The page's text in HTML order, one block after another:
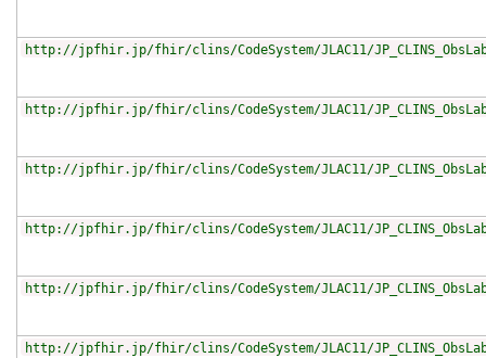
http://jpfhir.jp/fhir/clins/CodeSystem/JLAC11/
http://jpfhir.jp/fhir/clins/CodeSystem/JLAC11/
http://jpfhir.jp/fhir/clins/CodeSystem/JLAC11/
http://jpfhir.jp/fhir/clins/CodeSystem/JLAC11/
http://jpfhir.jp/fhir/clins/CodeSystem/JLAC11/
http://jpfhir.jp/fhir/clins/CodeSystem/JLAC11/